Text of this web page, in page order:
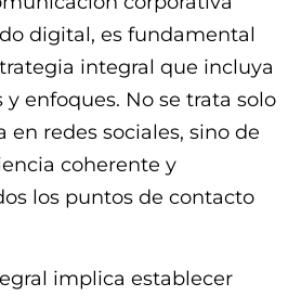
digital, es fundamental
integral que incluya
enfoques. No se trata solo
en redes sociales, sino de
coherente y
los puntos de contacto
implica establecer